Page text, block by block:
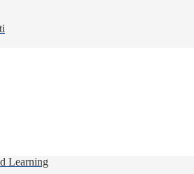
Learning